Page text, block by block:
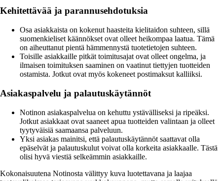
Kehitettävää ja parannusehdotuksia
Osa asiakkaista on kokenut haasteita kielitaidon suhteen, sillä
suomenkieliset käännökset ovat olleet heikompaa laatua. Tämä
on aiheuttanut pientä hämmennystä tuotetietojen suhteen.
Toisille asiakkaille pitkät toimitusajat ovat olleet ongelma, ja
ilmaisen toimituksen saaminen on vaatinut tiettyjen tuotteiden
ostamista. Jotkut ovat myös kokeneet postimaksut kalliiksi.
Asiakaspalvelu ja palautuskäytännöt
Notinon asiakaspalvelua on kehuttu ystävälliseksi ja ripeäksi.
Jotkut asiakkaat ovat saaneet apua tuotteiden valintaan ja olleet
tyytyväisiä saamaansa palveluun.
Yksi asiakas mainitsi, että palautuskäytännöt saattavat olla
epäselvät ja palautuskulut voivat olla korkeita asiakkaalle. Tästä
olisi hyvä viestiä selkeämmin asiakkaille.
Kokonaisuutena Notinosta välittyy kuva luotettavana ja laajaa